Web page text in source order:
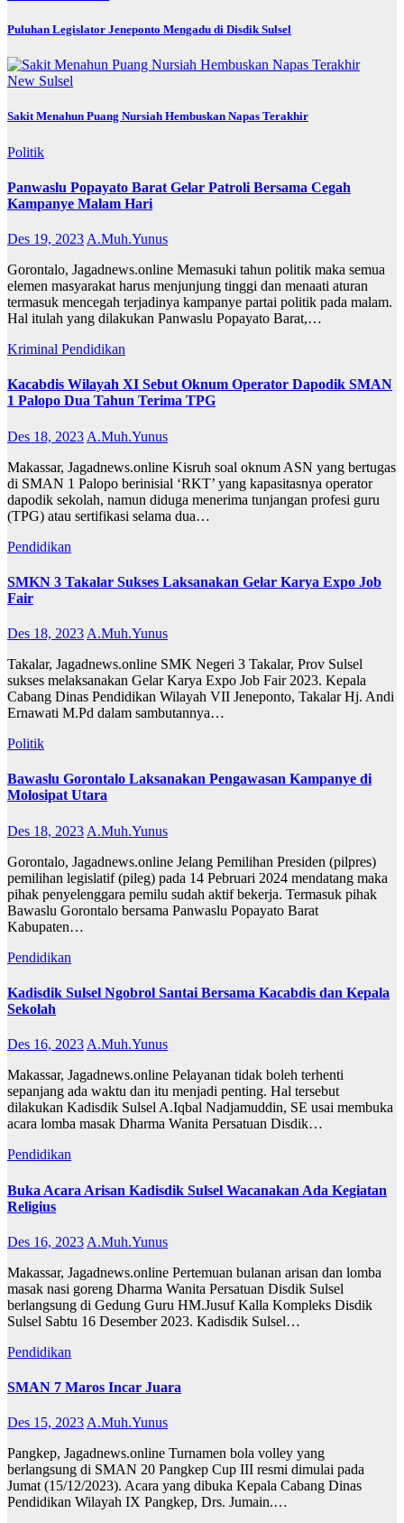
Puluhan Legislator Jeneponto Mengadu di Disdik Sulsel
New Sulsel
Sakit Menahun Puang Nursiah Hembuskan Napas Terakhir
Politik
Panwaslu Popayato Barat Gelar Patroli Bersama Cegah
Kampanye Malam Hari
Des 19, 2023 A.Muh.Yunus
Gorontalo, Jagadnews.online Memasuki tahun politik maka semua
elemen masyarakat harus menjunjung tinggi dan menaati aturan
termasuk mencegah terjadinya kampanye partai politik pada malam.
Hal itulah yang dilakukan Panwaslu Popayato Barat,…
Kriminal Pendidikan
Kacabdis Wilayah XI Sebut Oknum Operator Dapodik SMAN
1 Palopo Dua Tahun Terima TPG
Des 18, 2023 A.Muh.Yunus
Makassar, Jagadnews.online Kisruh soal oknum ASN yang bertugas
di SMAN 1 Palopo berinisial ‘RKT’ yang kapasitasnya operator
dapodik sekolah, namun diduga menerima tunjangan profesi guru
(TPG) atau sertifikasi selama dua…
Pendidikan
SMKN 3 Takalar Sukses Laksanakan Gelar Karya Expo Job
Fair
Des 18, 2023 A.Muh.Yunus
Takalar, Jagadnews.online SMK Negeri 3 Takalar, Prov Sulsel
sukses melaksanakan Gelar Karya Expo Job Fair 2023. Kepala
Cabang Dinas Pendidikan Wilayah VII Jeneponto, Takalar Hj. Andi
Ernawati M.Pd dalam sambutannya…
Politik
Bawaslu Gorontalo Laksanakan Pengawasan Kampanye di
Molosipat Utara
Des 18, 2023 A.Muh.Yunus
Gorontalo, Jagadnews.online Jelang Pemilihan Presiden (pilpres)
pemilihan legislatif (pileg) pada 14 Pebruari 2024 mendatang maka
pihak penyelenggara pemilu sudah aktif bekerja. Termasuk pihak
Bawaslu Gorontalo bersama Panwaslu Popayato Barat
Kabupaten…
Pendidikan
Kadisdik Sulsel Ngobrol Santai Bersama Kacabdis dan Kepala
Sekolah
Des 16, 2023 A.Muh.Yunus
Makassar, Jagadnews.online Pelayanan tidak boleh terhenti
sepanjang ada waktu dan itu menjadi penting. Hal tersebut
dilakukan Kadisdik Sulsel A.Iqbal Nadjamuddin, SE usai membuka
acara lomba masak Dharma Wanita Persatuan Disdik…
Pendidikan
Buka Acara Arisan Kadisdik Sulsel Wacanakan Ada Kegiatan
Religius
Des 16, 2023 A.Muh.Yunus
Makassar, Jagadnews.online Pertemuan bulanan arisan dan lomba
masak nasi goreng Dharma Wanita Persatuan Disdik Sulsel
berlangsung di Gedung Guru HM.Jusuf Kalla Kompleks Disdik
Sulsel Sabtu 16 Desember 2023. Kadisdik Sulsel…
Pendidikan
SMAN 7 Maros Incar Juara
Des 15, 2023 A.Muh.Yunus
Pangkep, Jagadnews.online Turnamen bola volley yang
berlangsung di SMAN 20 Pangkep Cup III resmi dimulai pada
Jumat (15/12/2023). Acara yang dibuka Kepala Cabang Dinas
Pendidikan Wilayah IX Pangkep, Drs. Jumain.…